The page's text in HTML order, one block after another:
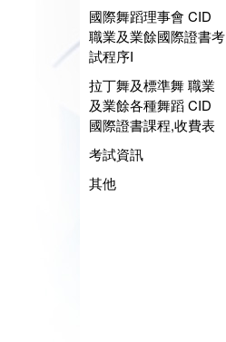
國際舞蹈理事會 CID
職業及業餘國際證書考
試程序I
拉丁舞及標準舞 職業
及業餘各種舞蹈 CID
國際證書課程,收費表
考試資訊
其他